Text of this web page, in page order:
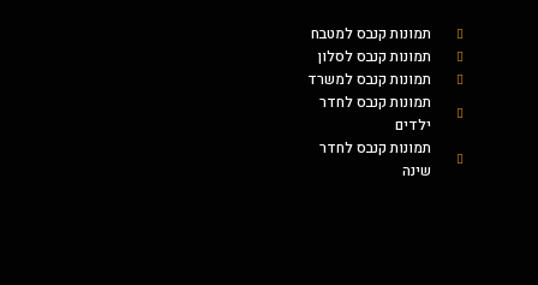
תמונות קנבס למטבח
תמונות קנבס לסלון
תמונות קנבס למשרד
תמונות קנבס לחדר
ילדים
תמונות קנבס לחדר
שינה